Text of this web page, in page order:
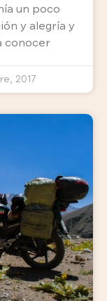
un poco
y alegría y
conocer
2017